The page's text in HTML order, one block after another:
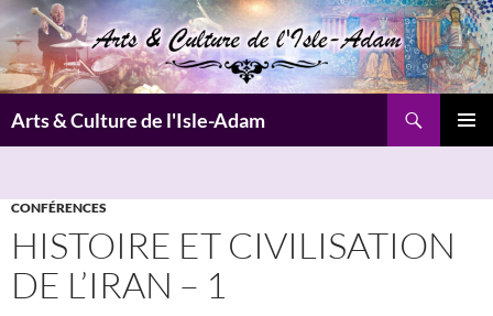
Aller
au
contenu
Arts & Culture de l'Isle-Adam
CONFÉRENCES
HISTOIRE ET CIVILISATION
DE L’IRAN – 1